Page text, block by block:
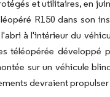
et utilitaires, en
R150 dans son
à l'intérieur du
téléopérée développé
sur un véhicule
devraient